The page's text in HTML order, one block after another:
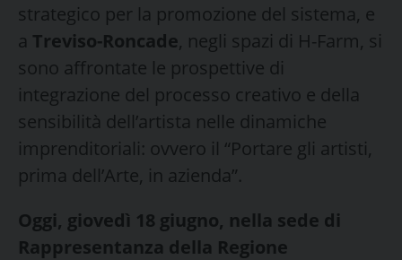
strategico per la promozione del sistema, e
a Treviso-Roncade, negli spazi di H-Farm, si
sono affrontate le prospettive di
integrazione del processo creativo e della
sensibilità dell’artista nelle dinamiche
imprenditoriali: ovvero il “Portare gli artisti,
prima dell’Arte, in azienda”.
Oggi, giovedì 18 giugno, nella sede di
Rappresentanza della Regione